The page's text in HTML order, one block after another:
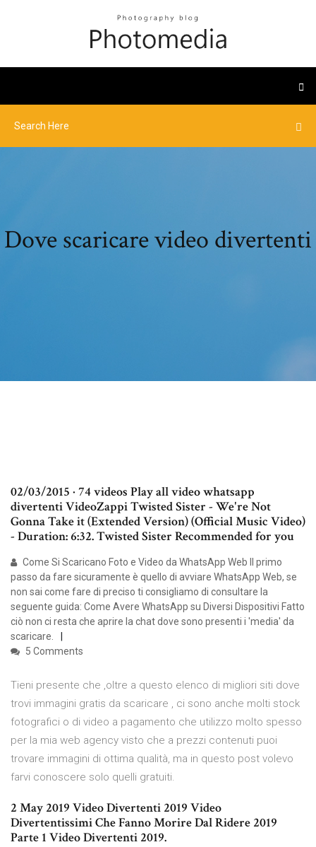
Dove scaricare video divertenti
02/03/2015 · 74 videos Play all video whatsapp
divertenti VideoZappi Twisted Sister - We're Not
Gonna Take it (Extended Version) (Official Music Video)
- Duration: 6:32. Twisted Sister Recommended for you
Come Si Scaricano Foto e Video da WhatsApp Web Il primo
passo da fare sicuramente è quello di avviare WhatsApp Web, se
non sai come fare di preciso ti consigliamo di consultare la
seguente guida: Come Avere WhatsApp su Diversi Dispositivi Fatto
ciò non ci resta che aprire la chat dove sono presenti i 'media' da
scaricare.
5 Comments
Tieni presente che ,oltre a questo elenco di migliori siti dove
trovi immagini gratis da scaricare , ci sono anche molti stock
fotografici o di video a pagamento che utilizzo molto spesso
per la mia web agency visto che a prezzi contenuti puoi
trovare immagini di ottima qualità, ma in questo post volevo
farvi conoscere solo quelli gratuiti.
2 May 2019 Video Divertenti 2019 Video
Divertentissimi Che Fanno Morire Dal Ridere 2019
Parte 1 Video Divertenti 2019.